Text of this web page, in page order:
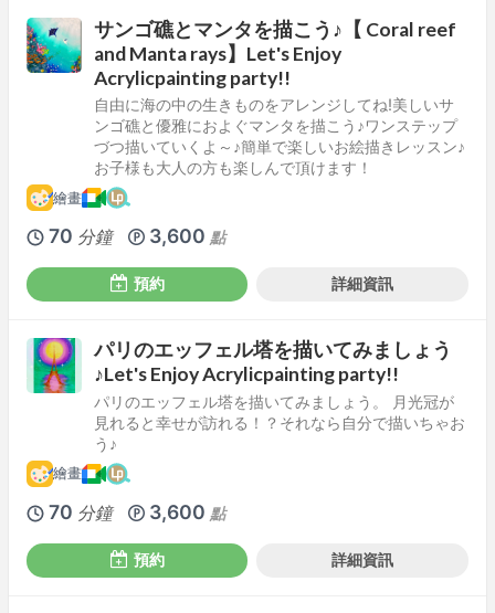
サンゴ礁とマンタを描こう♪【 Coral reef
and Manta rays】Let's Enjoy
Acrylicpainting party!!
自由に海の中の生きものをアレンジしてね!美しいサ
ンゴ礁と優雅におよぐマンタを描こう♪ワンステップ
づつ描いていくよ～♪簡単で楽しいお絵描きレッスン♪
お子様も大人の方も楽しんで頂けます！
繪畫
70 分鐘 3,600 點
預約 詳細資訊
パリのエッフェル塔を描いてみましょう
♪Let's Enjoy Acrylicpainting party!!
パリのエッフェル塔を描いてみましょう。 月光冠が
見れると幸せが訪れる！？それなら自分で描いちゃお
う♪
繪畫
70 分鐘 3,600 點
預約 詳細資訊